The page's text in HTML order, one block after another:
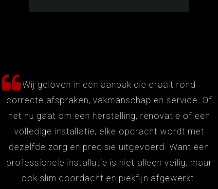
Wij geloven in een aanpak die draait rond
correcte afspraken, vakmanschap en service. Of
het nu gaat om een herstelling, renovatie of een
volledige installatie, elke opdracht wordt met
dezelfde zorg en precisie uitgevoerd. Want een
professionele installatie is niet alleen veilig, maar
ook slim doordacht en piekfijn afgewerkt.